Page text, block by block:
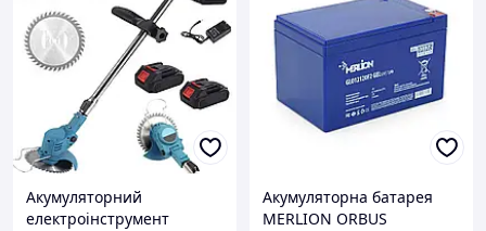
Акумуляторний
електроінструмент
Акумуляторна батарея
MERLION ORBUS